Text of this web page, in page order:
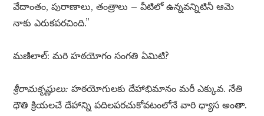
వేదాంతం, పురాణాలు, తంత్రాలు – వీటిలో ఉన్నవన్నిటినీ ఆమె
నాకు ఎరుకపరచింది.”
మణిలాల్: మరి హఠయోగం సంగతి ఏమిటి?
శ్రీరామకృష్ణులు: హఠయోగులకు దేహాభిమానం మరీ ఎక్కువ. నేతి
ధౌతి క్రియలచే దేహాన్ని పదిలపరచుకోవటంలోనే వారి ధ్యాస అంతా.